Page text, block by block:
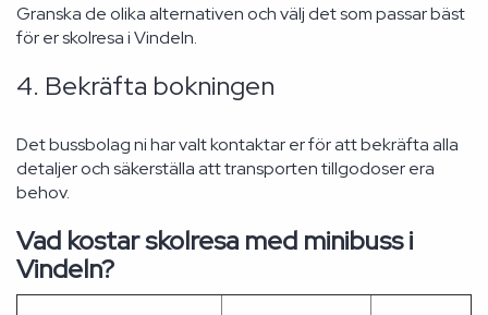
Granska de olika alternativen och välj det som passar bäst
för er skolresa i Vindeln.
4. Bekräfta bokningen
Det bussbolag ni har valt kontaktar er för att bekräfta alla
detaljer och säkerställa att transporten tillgodoser era
behov.
Vad kostar skolresa med minibuss i
Vindeln?